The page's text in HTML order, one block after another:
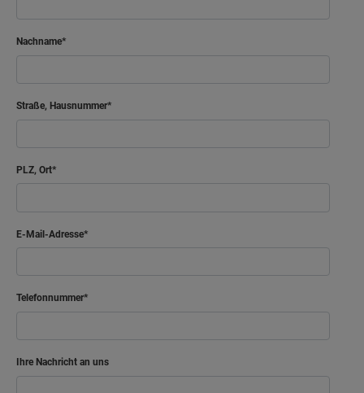
Nachname
Straße, Hausnummer
PLZ, Ort
E-Mail-Adresse
Telefonnummer
Ihre Nachricht an uns